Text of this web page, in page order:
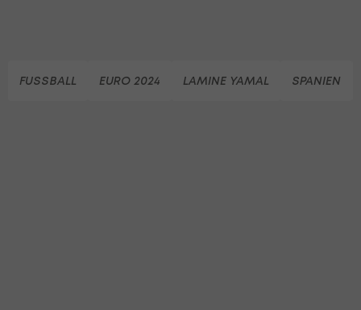
FUSSBALL EURO 2024 LAMINE YAMAL SPANIEN